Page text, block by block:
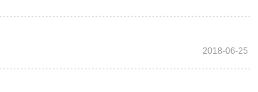
2018-06-25